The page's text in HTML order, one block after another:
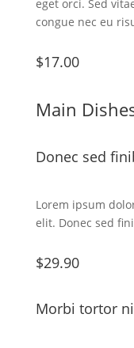
eget orci. Sed
congue nec eu
$17.00
Main
Donec sed
Lorem ipsum
elit. Donec sed
$29.90
Morbi tortor